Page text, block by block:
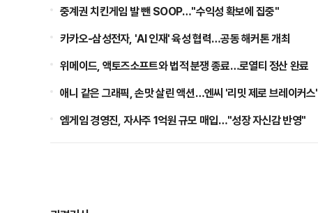
중계권 치킨게임 발 뺀 SOOP…"수익성 확보에 집중"
카카오-삼성전자, 'AI 인재' 육성 협력…공동 해커톤 개최
위메이드, 액토즈소프트와 법적 분쟁 종료…로열티 정산 완료
애니 같은 그래픽, 손맛 살린 액션…엔씨 '리밋 제로 브레이커스'
엠게임 경영진, 자사주 1억원 규모 매입…"성장 자신감 반영"